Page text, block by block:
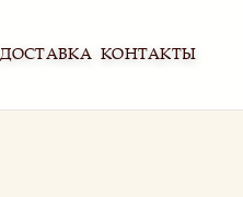
ДОСТАВКА КОНТАКТЫ